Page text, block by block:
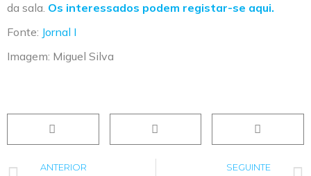
da sala. Os interessados podem registar-se aqui.
Fonte: Jornal I
Imagem: Miguel Silva
ANTERIOR SEGUINTE